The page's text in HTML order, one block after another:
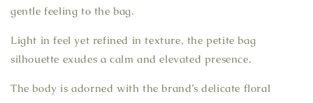
gentle feeling to the bag.
Light in feel yet refined in texture, the petite bag
silhouette exudes a calm and elevated presence.
The body is adorned with the brand’s delicate floral